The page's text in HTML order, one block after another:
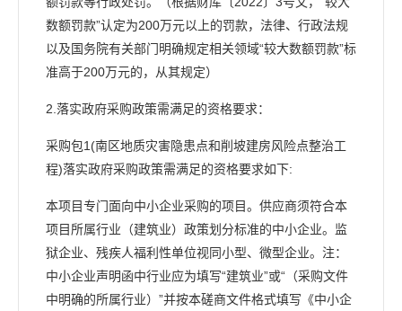
数额罚款”认定为200万元以上的罚款，法律、行政法规
以及国务院有关部门明确规定相关领域“较大数额罚款”标
准高于200万元的，从其规定）
2.落实政府采购政策需满足的资格要求：
采购包1(南区地质灾害隐患点和削坡建房风险点整治工
程)落实政府采购政策需满足的资格要求如下:
本项目专门面向中小企业采购的项目。供应商须符合本
项目所属行业（建筑业）政策划分标准的中小企业。监
狱企业、残疾人福利性单位视同小型、微型企业。注：
中小企业声明函中行业应为填写“建筑业”或“（采购文件
中明确的所属行业）”并按本磋商文件格式填写《中小企